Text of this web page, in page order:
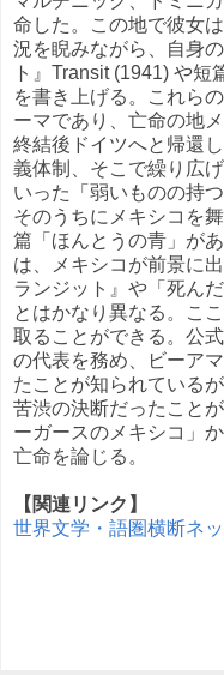
命した。この地で彼女
況を睨みながら、自身
ト』Transit (1941) や
を書き上げる。これら
ーマであり、亡命の地
終結後ドイツへと帰還
義体制、そこで繰り広
いった「弱いものの持
そのうちにメキシコを
篇「ほんとうの青」が
は、メキシコが前景に
ランジット』や「死ん
とはかなり異なる。こ
取ることができる。公
の代表を務め、ビーア
たことが知られている
苦渋の決断だったこと
ーガースのメキシコ」
亡命を論じる。
【関連リンク】
世界文学・語圏横断ネ